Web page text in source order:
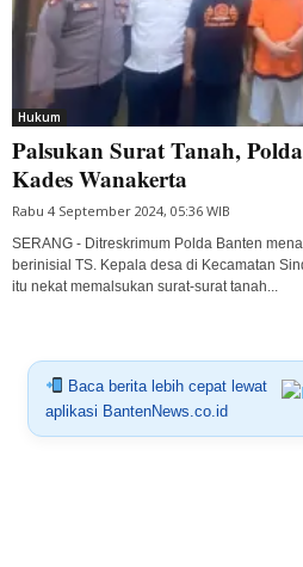
Hukum
Palsukan Surat Tanah,
Kades Wanakerta
Rabu 4 September 2024, 05:36 WIB
SERANG - Ditreskrimum Polda Banten
berinisial TS. Kepala desa di Kecamatan
itu nekat memalsukan surat-surat tanah...
Baca berita lebih cepat lewat
aplikasi BantenNews.co.id